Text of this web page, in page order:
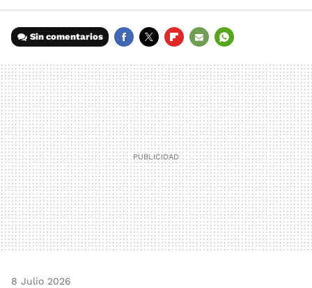
Sin comentarios
MAIL
8 Julio 2026